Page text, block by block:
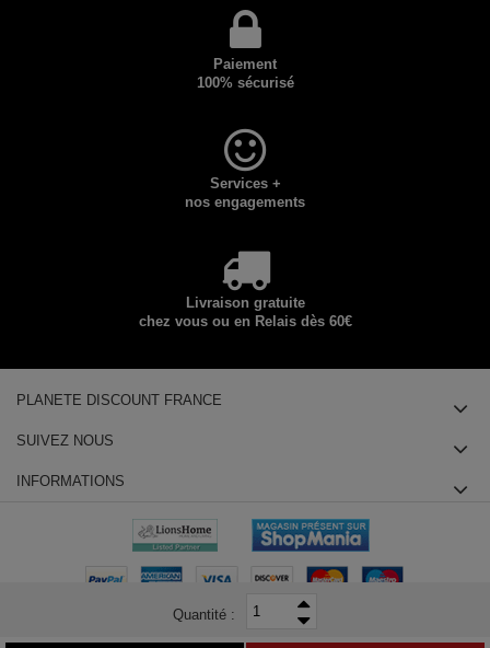
Quantité :
Paiement
100% sécurisé
Services +
nos engagements
Livraison gratuite
chez vous ou en Relais dès 60€
PLANETE DISCOUNT FRANCE
SUIVEZ NOUS
INFORMATIONS